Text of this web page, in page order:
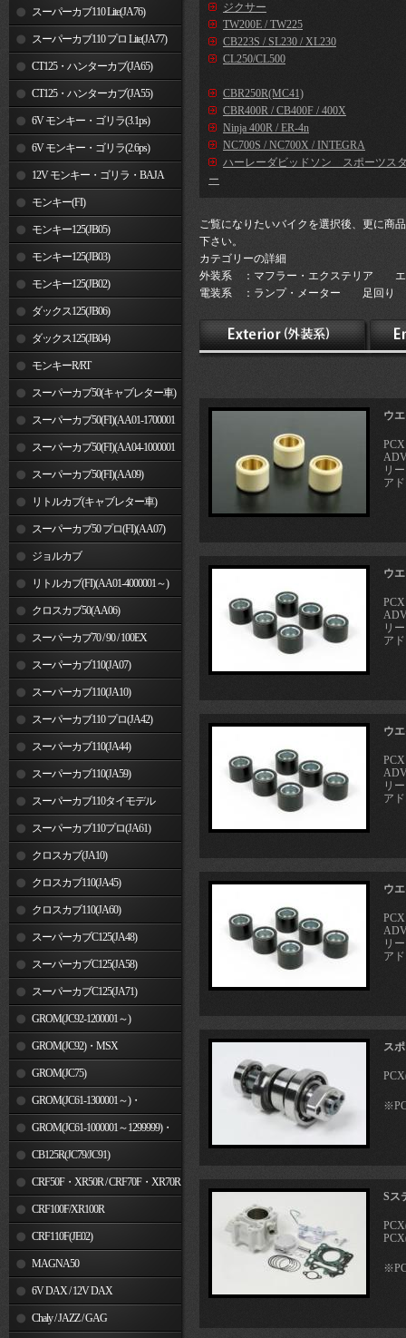
スーパーカブ110 Lite(JA76)
スーパーカブ110 プロ Lite(JA77)
CT125・ハンターカブ(JA65)
CT125・ハンターカブ(JA55)
6V モンキー・ゴリラ(3.1ps)
6V モンキー・ゴリラ(2.6ps)
12V モンキー・ゴリラ・BAJA
モンキー(FI)
モンキー125(JB05)
モンキー125(JB03)
モンキー125(JB02)
ダックス125(JB06)
ダックス125(JB04)
モンキーR/RT
スーパーカブ50(キャブレター車)
スーパーカブ50(FI)(AA01-1700001
～) スーパーカブ50(FI)(AA04-1000001
～) スーパーカブ50(FI)(AA09)
リトルカブ(キャブレター車)
スーパーカブ50 プロ(FI)(AA07)
ジョルカブ
リトルカブ(FI)(AA01-4000001～)
クロスカブ50(AA06)
スーパーカブ70 / 90 / 100EX
スーパーカブ110(JA07)
スーパーカブ110(JA10)
スーパーカブ110 プロ(JA42)
スーパーカブ110(JA44)
スーパーカブ110(JA59)
スーパーカブ110タイモデル
(MLHJA56)
スーパーカブ110プロ(JA61)
クロスカブ(JA10)
クロスカブ110(JA45)
クロスカブ110(JA60)
スーパーカブC125(JA48)
スーパーカブC125(JA58)
スーパーカブC125(JA71)
GROM(JC92-1200001～)
GROM(JC92)・MSX
GROM(MLHJC92)
GROM(JC75)
GROM(JC61-1300001～)・
MSX125SF
GROM(JC61-1000001～1299999)・
MSX125CB125R(JC79/JC91)
CRF50F・XR50R / CRF70F・XR70R
CRF100F/XR100R
CRF110F(JE02)
MAGNA50
6V DAX / 12V DAX
Chaly / JAZZ / GAG
ジクサー
TW200E / TW225
CB223S / SL230 / XL230
CL250/CL500
CBR250R(MC41)
CBR400R / CB400F / 400X
Ninja 400R / ER-4n
NC700S / NC700X / INTEGRA
ハーレーダビッドソン スポーツス
ー
ご覧になりたいバイクを選択後、更に商
下さい。
カテゴリーの詳細
外装系 ：マフラー・エクステリア エ
電装系 ：ランプ・メーター 足回り
ウ
リ
ア
ウ
リ
ア
ウ
リ
ア
ウ
リ
ア
ス
Sス